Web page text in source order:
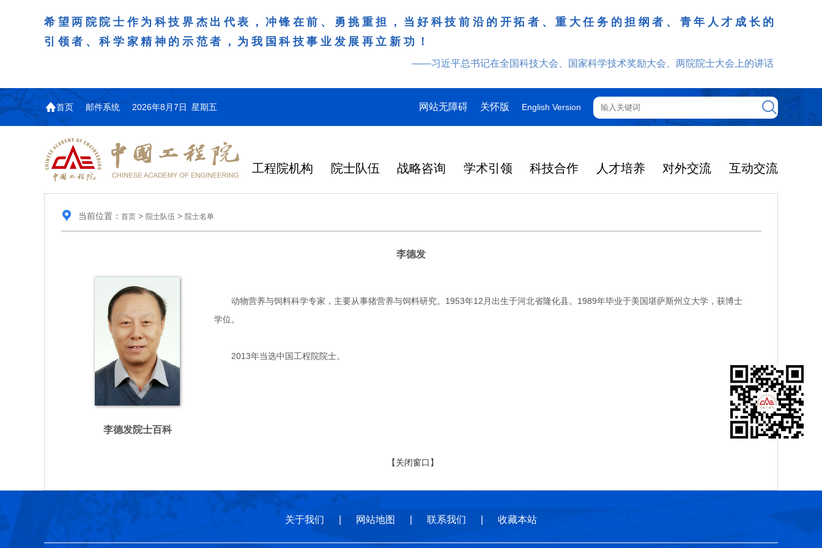
希望两院院士作为科技界杰出代表，冲锋在前、勇挑重担，当好科技前沿的开拓者、重大任务的担纲者、青年人才成长的
引领者、科学家精神的示范者，为我国科技事业发展再立新功！
——习近平总书记在全国科技大会、国家科学技术奖励大会、两院院士大会上的讲话
首页 邮件系统 2026年8月7日 星期五 网站无障碍 关怀版 English Version
工程院机构 院士队伍 战略咨询 学术引领 科技合作 人才培养 对外交流 互动交流
当前位置： 首页> 院士队伍 > 院士名单
李德发
李德发院士百科
动物营养与饲料科学专家，主要从事猪营养与饲料研究。1953年12月出生于河北省隆化县。1989年毕业于美国堪萨斯州立大学，获博士
学位。
2013年当选中国工程院院士。
【关闭窗口】
关于我们 网站地图 联系我们 收藏本站